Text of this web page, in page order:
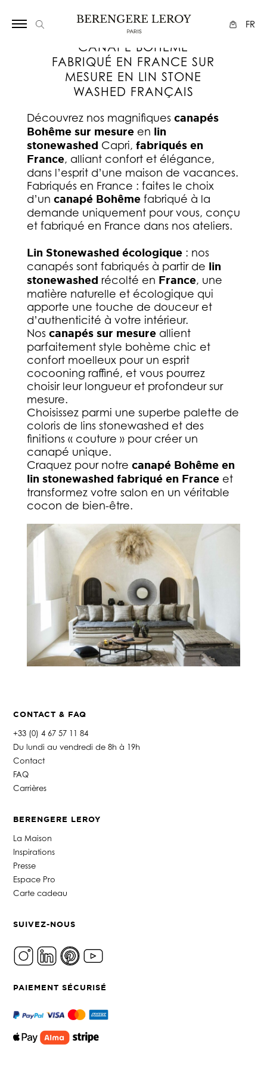
FR
CANAPÉ BOHÊME
FABRIQUÉ EN FRANCE SUR
MESURE EN LIN STONE
WASHED FRANÇAIS
Découvrez nos magnifiques canapés
Bohême sur mesureen lin
stonewashed Capri, fabriqués en
France, alliant confort et élégance,
dans l’esprit d’une maison de vacances.
Fabriqués en France : faites le choix
d’un canapé Bohêmefabriqué à la
demande uniquement pour vous, conçu
et fabriqué en France dans nos ateliers.
Lin Stonewashed écologique: nos
canapés sont fabriqués à partir de lin
stonewashed récolté en France, une
matière naturelle et écologique qui
apporte une touche de douceur et
d’authenticité à votre intérieur.
Nos canapés sur mesureallient
parfaitement style bohème chic et
confort moelleux pour un esprit
cocooning raffiné, et vous pourrez
choisir leur longueur et profondeur sur
mesure.
Choisissez parmi une superbe palette de
coloris de lins stonewashed et des
finitions « couture » pour créer un
canapé unique.
Craquez pour notre canapé Bohême en
lin stonewashed fabriqué en Franceet
transformez votre salon en un véritable
cocon de bien-être.
CONTACT & FAQ
+33 (0) 4 67 57 11 84
Du lundi au vendredi de 8h à 19h
Contact
FAQ
Carrières
BERENGERE LEROY
La Maison
Inspirations
Presse
Espace Pro
Carte cadeau
SUIVEZ-NOUS
PAIEMENT SÉCURISÉ